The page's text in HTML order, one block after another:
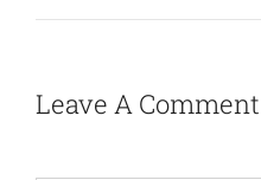
Leave A Comment